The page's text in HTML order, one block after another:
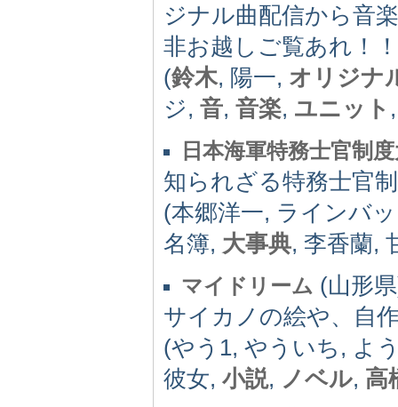
ジナル曲配信から音
非お越しご覧あれ！！
(鈴木, 陽一, オリジナ
ジ, 音, 音楽, ユニット
日本海軍特務士官制
知られざる特務士官
(本郷洋一, ラインバ
名簿, 大事典, 李香蘭,
マイドリーム (山形
サイカノの絵や、自
(やう1, やういち, よ
彼女, 小説, ノベル, 高